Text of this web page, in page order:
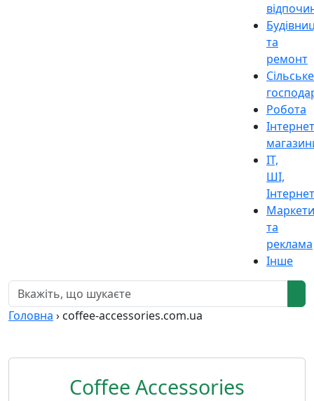
та
ремонт
Сільське
Робота
Інтернет
ІТ,
ШІ,
Інтернет
та
реклама
Інше
Головна › coffee-accessories.com.ua
Сoffee Accessories